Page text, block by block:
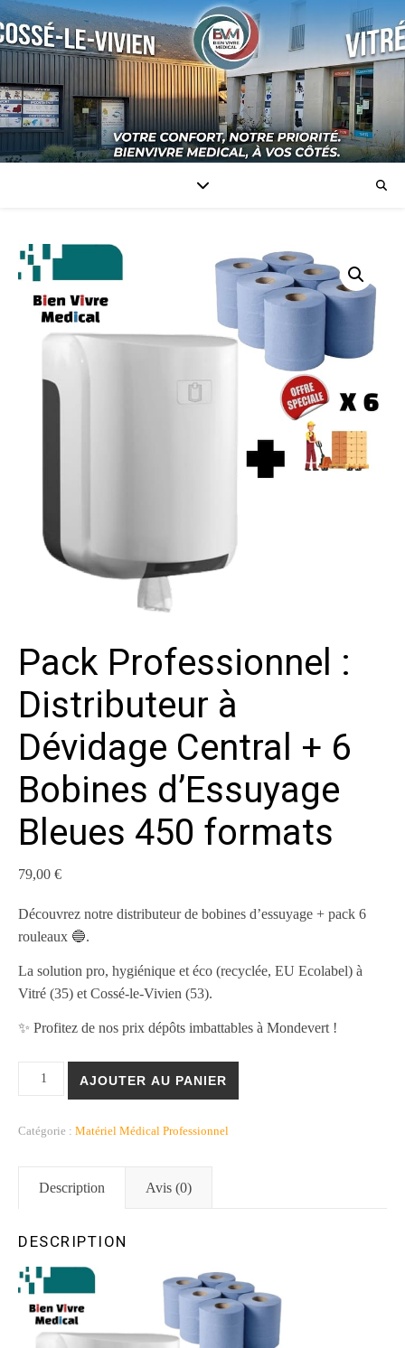
Pack Professionnel :
Distributeur à
Dévidage Central + 6
Bobines d’Essuyage
Bleues 450 formats
79,00 €
Découvrez notre distributeur de bobines d’essuyage + pack 6
rouleaux 🔵.
La solution pro, hygiénique et éco (recyclée, EU Ecolabel) à
Vitré (35) et Cossé-le-Vivien (53).
✨ Profitez de nos prix dépôts imbattables à Mondevert !
AJOUTER AU PANIER
Catégorie : Matériel Médical Professionnel
Description Avis (0)
DESCRIPTION